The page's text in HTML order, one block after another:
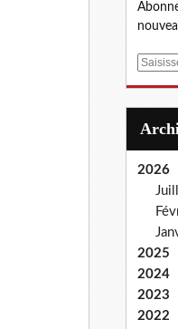
E
2026
2025
2024
2023
2022